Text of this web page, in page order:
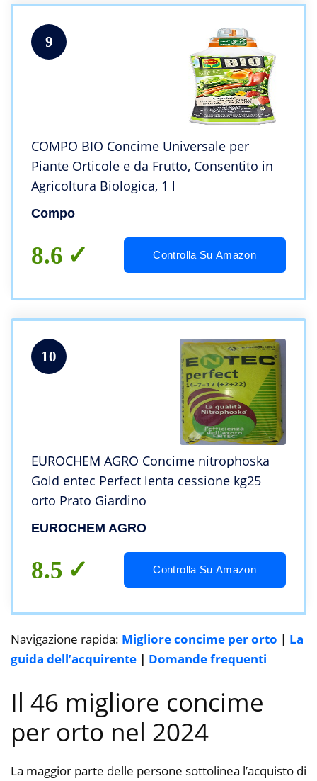
9
COMPO BIO Concime Universale per
Piante Orticole e da Frutto, Consentito in
Agricoltura Biologica, 1 l
Compo
8.6 Controlla Su Amazon
10
EUROCHEM AGRO Concime nitrophoska
Gold entec Perfect lenta cessione kg25
orto Prato Giardino
EUROCHEM AGRO
8.5 Controlla Su Amazon
Navigazione rapida: Migliore concime per orto | La
guida dell’acquirente | Domande frequenti
Il 46 migliore concime
per orto nel 2024
La maggior parte delle persone sottolinea l’acquisto di